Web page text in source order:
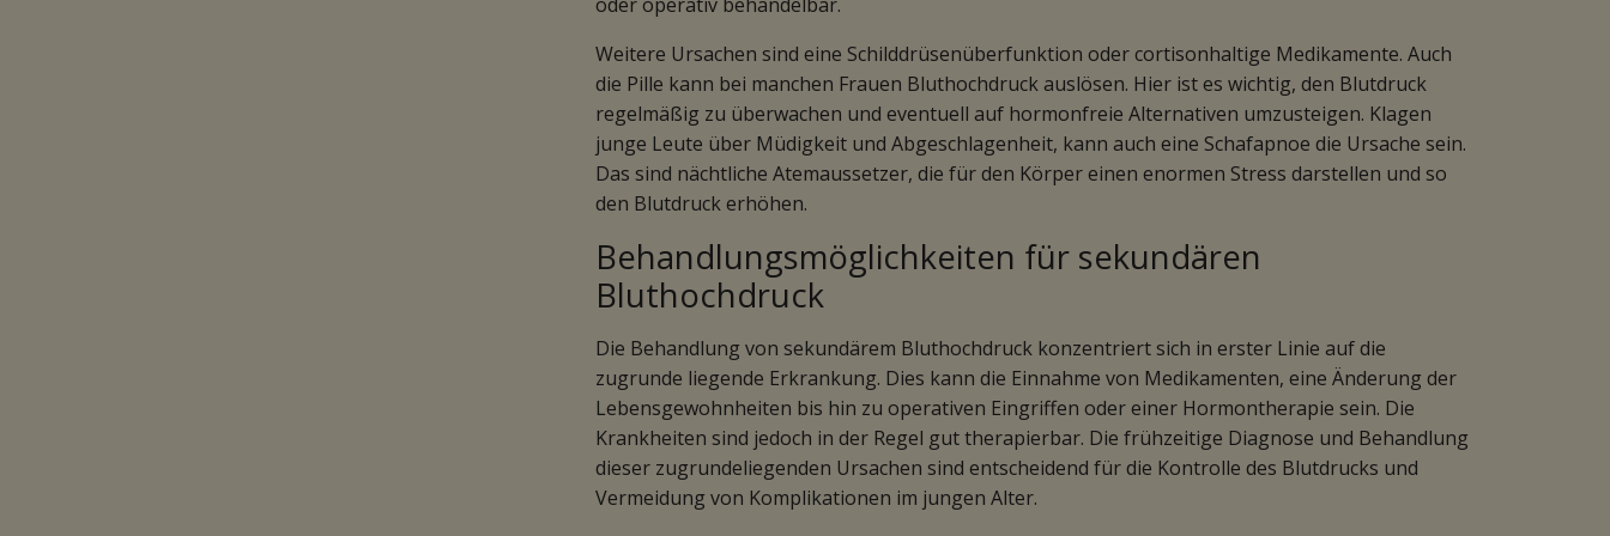
Weitere Ursachen sind eine Schilddrüsenüberfunktion oder cortisonhaltige Medikamente. Auch
die Pille kann bei manchen Frauen Bluthochdruck auslösen. Hier ist es wichtig, den Blutdruck
regelmäßig zu überwachen und eventuell auf hormonfreie Alternativen umzusteigen. Klagen
junge Leute über Müdigkeit und Abgeschlagenheit, kann auch eine Schafapnoe die Ursache sein.
Das sind nächtliche Atemaussetzer, die für den Körper einen enormen Stress darstellen und so
den Blutdruck erhöhen.
Behandlungsmöglichkeiten für sekundären
Bluthochdruck
Die Behandlung von sekundärem Bluthochdruck konzentriert sich in erster Linie auf die
zugrunde liegende Erkrankung. Dies kann die Einnahme von Medikamenten, eine Änderung der
Lebensgewohnheiten bis hin zu operativen Eingriffen oder einer Hormontherapie sein. Die
Krankheiten sind jedoch in der Regel gut therapierbar. Die frühzeitige Diagnose und Behandlung
dieser zugrundeliegenden Ursachen sind entscheidend für die Kontrolle des Blutdrucks und
Vermeidung von Komplikationen im jungen Alter.